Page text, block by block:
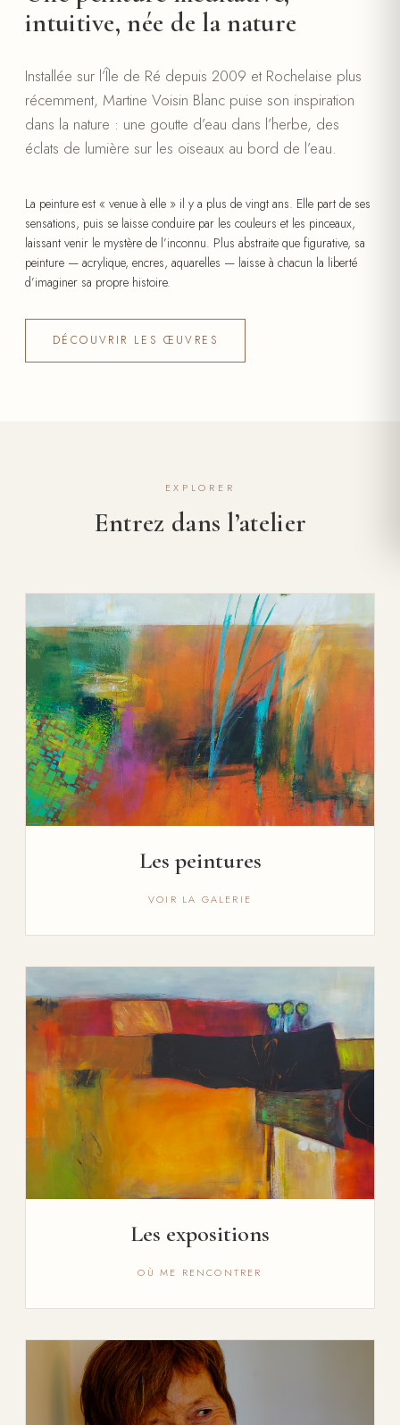
intuitive, née de la nature
Installée sur l’Île de Ré depuis 2009 et Rochelaise plus
récemment, Martine Voisin Blanc puise son inspiration
dans la nature : une goutte d’eau dans l’herbe, des
éclats de lumière sur les oiseaux au bord de l’eau.
La peinture est « venue à elle » il y a plus de vingt ans. Elle part de ses
sensations, puis se laisse conduire par les couleurs et les pinceaux,
laissant venir le mystère de l’inconnu. Plus abstraite que figurative, sa
peinture — acrylique, encres, aquarelles — laisse à chacun la liberté
d’imaginer sa propre histoire.
DÉCOUVRIR LES ŒUVRES
EXPLORER
Entrez dans l’atelier
Les peintures
VOIR LA GALERIE
Les expositions
OÙ ME RENCONTRER